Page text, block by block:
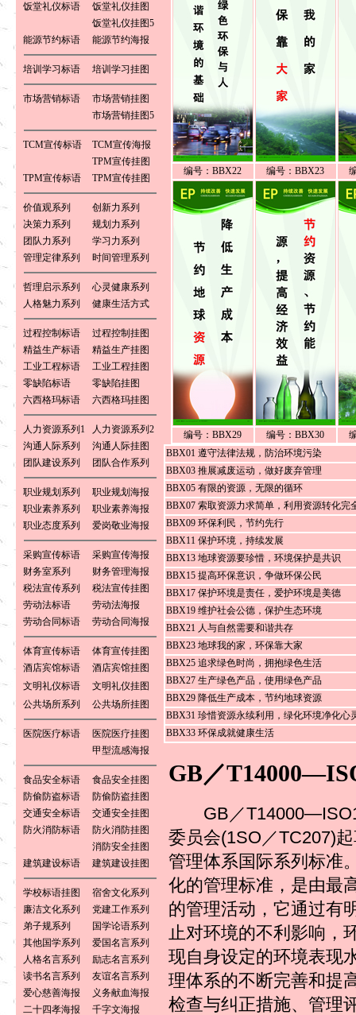
饭堂礼仪标语
饭堂礼仪挂图
饭堂礼仪挂图5
能源节约标语
能源节约海报
培训学习标语 培训学习挂图
市场营销标语
市场营销挂图
市场营销挂图5
TCM宣传标语
TCM宣传海报
TPM宣传挂图
TPM宣传标语
TPM宣传挂图
价值观系列
创新力系列
决策力系列
规划力系列
团队力系列
学习力系列
管理定律系列
时间管理系列
哲理启示系列
心灵健康系列
人格魅力系列
健康生活方式
过程控制标语
过程控制挂图
精益生产标语
精益生产挂图
工业工程标语
工业工程挂图
零缺陷标语
零缺陷挂图
六西格玛标语
六西格玛挂图
人力资源系列1
人力资源系列2
沟通人际系列
沟通人际挂图
团队建设系列
团队合作系列
职业规划系列
职业规划海报
职业素养系列
职业素养海报
职业态度系列
爱岗敬业海报
采购宣传标语
采购宣传海报
财务室系列
财务管理海报
税法宣传系列
税法宣传挂图
劳动法标语
劳动法海报
劳动合同标语
劳动合同海报
体育宣传标语
体育宣传挂图
酒店宾馆标语
酒店宾馆挂图
文明礼仪标语
文明礼仪挂图
公共场所系列
公共场所挂图
医院医疗标语
医院医疗挂图
甲型流感海报
食品安全标语
食品安全挂图
防偷防盗标语
防偷防盗挂图
交通安全标语
交通安全挂图
防火消防标语
防火消防挂图
消防安全挂图
建筑建设标语
建筑建设挂图
学校标语挂图
宿舍文化系列
廉洁文化系列
党建工作系列
弟子规系列
国学论语系列
其他国学系列
爱国名言系列
人格名言系列
励志名言系列
读书名言系列
友谊名言系列
爱心慈善海报
义务献血海报
二十四孝海报
千字文海报
编号：BBX22 编号：BBX23
编号：BBX29 编号：BBX30
BBX01 遵守法律法规，防治环境污染
BBX03 推展减废运动，做好废弃管理
BBX05 有限的资源，无限的循环
BBX07 索取资源力求简单，利用资源转化完
BBX09 环保利民，节约先行
BBX11 保护环境，持续发展
BBX13 地球资源要珍惜，环境保护是共识
BBX15 提高环保意识，争做环保公民
BBX17 保护环境是责任，爱护环境是美德
BBX19 维护社会公德，保护生态环境
BBX21 人与自然需要和谐共存
BBX23 地球我的家，环保靠大家
BBX25 追求绿色时尚，拥抱绿色生活
BBX27 生产绿色产品，使用绿色产品
BBX29 降低生产成本，节约地球资源
BBX31 珍惜资源永续利用，绿化环境净化心
BBX33 环保成就健康生活
GB／
GB／
委员会(1SO／TC207)
管理体系国际系列标准
化的管理标准，是由最
的管理活动，它通过有
止对环境的不利影响，
现自身设定的环境表现
理体系的不断完善和提
检查与纠正措施、管理